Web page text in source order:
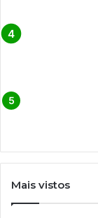
Mais vistos